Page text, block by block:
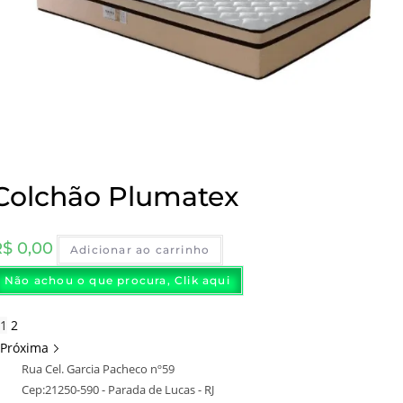
Plumatex
0,00 Adicionar ao carrinho
Não achou o que procura, Clik aqui
1 2
Próxima
Rua Cel. Garcia Pacheco nº59
Cep:21250-590 - Parada de Lucas - RJ